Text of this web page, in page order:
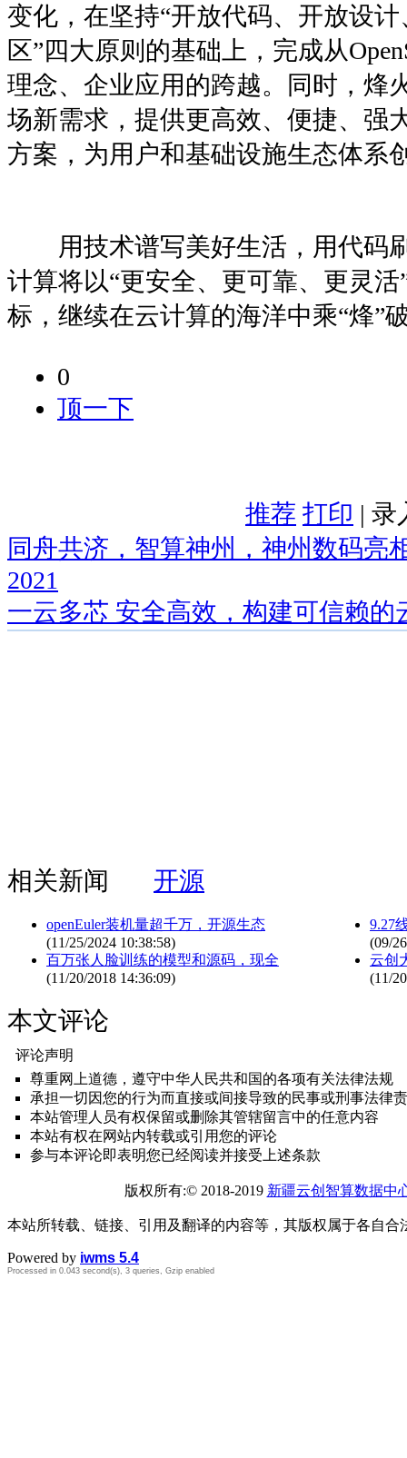
变化，在坚持“开放代码、开放设
区”四大原则的基础上，完成从
理念、企业应用的跨越。同时，烽
场新需求，提供更高效、便捷、强
方案，为用户和基础设施生态体系
用技术谱写美好生活，用代码
计算将以“更安全、更可靠、更灵
标，继续在云计算的海洋中乘“烽”
0
顶一下
推荐 打印 | 录
同舟共济，智算神州，神州数码亮
2021
一云多芯 安全高效，构建可信赖的
相关新闻 开源
openEuler装机量超千万，开源生态
(11/25/2024 10:38:58)
百万张人脸训练的模型和源码，现全
(11/20/2018 14:36:09)
9.27
(09/
云创
(11/
本文评论
评论声明
尊重网上道德，遵守中华人民共和国的各项有关法律法规
承担一切因您的行为而直接或间接导致的民事或刑事法律
本站管理人员有权保留或删除其管辖留言中的任意内容
本站有权在网站内转载或引用您的评论
参与本评论即表明您已经阅读并接受上述条款
版权所有:© 2018-2019 新疆云创智算数据中
本站所转载、链接、引用及翻译的内容等，其版权属于各自合
Powered by iwms 5.4
Processed in 0.043 second(s), 3 queries, Gzip enabled